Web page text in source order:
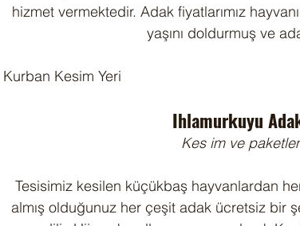
hizmet vermektedir. Adak fiyatlarımız
yaşını doldurmuş ve
Kurban Kesim Yeri
Ihlamurkuyu
Kes im ve
Tesisimiz kesilen küçükbaş hayvanlardan
almış olduğunuz her çeşit adak ücretsiz bir